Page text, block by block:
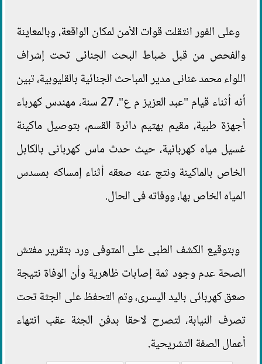
وعلى الفور انتقلت قوات الأمن لمكان الواقعة، وبالمعاينة
والفحص من قبل ضباط البحث الجنائى تحت إشراف
اللواء محمد عنانى مدير المباحث الجنائية بالقليوبية، تبين
أنه أثناء قيام "عبد العزيز م ع"، 27 سنة، مهندس كهرباء
أجهزة طبية، مقيم بهتيم دائرة القسم، بتوصيل ماكينة
غسيل مياه كهربائية، حيث حدث ماس كهربائى بالكابل
الخاص بالماكينة ونتج عنه صعقه أثناء إمساكه بمسدس
المياه الخاص بها، ووفاته فى الحال.
وبتوقيع الكشف الطبى على المتوفى ورد بتقرير مفتش
الصحة عدم وجود ثمة إصابات ظاهرية وأن الوفاة نتيجة
صعق كهربائى باليد اليسرى، وتم التحفظ على الجثة تحت
تصرف النيابة، لتصرح لاحقا بدفن الجثة عقب انتهاء
أعمال الصفة التشريحية.